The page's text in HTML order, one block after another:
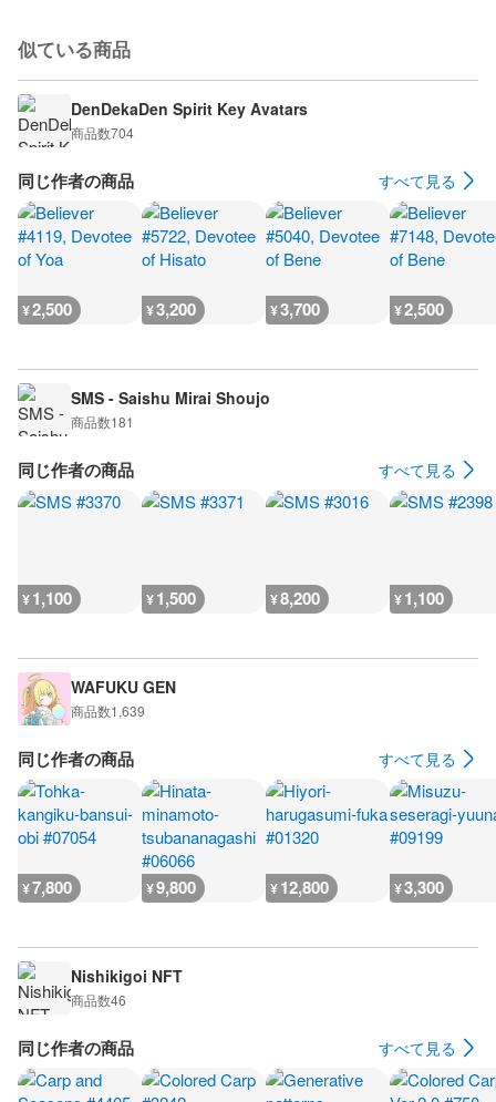
似ている商品
DenDekaDen Spirit Key Avatars
商品数704
同じ作者の商品 すべて見る
¥2,500 ¥3,200 ¥3,700 ¥2,500
SMS - Saishu Mirai Shoujo
商品数181
同じ作者の商品 すべて見る
¥1,100 ¥1,500 ¥8,200 ¥1,100
WAFUKU GEN
商品数1,639
同じ作者の商品 すべて見る
¥7,800 ¥9,800 ¥12,800 ¥3,300
Nishikigoi NFT
商品数46
同じ作者の商品 すべて見る